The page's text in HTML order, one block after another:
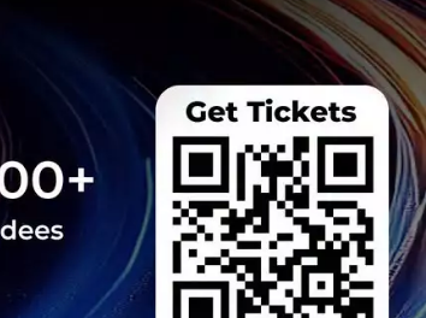
จทย์
รม.
อม